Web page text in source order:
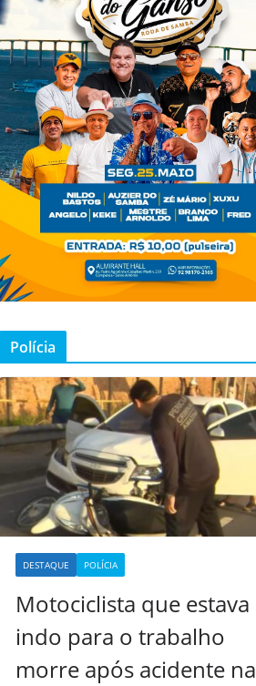
Polícia
DESTAQUE POLÍCIA
Motociclista que estava
indo para o trabalho
morre após acidente na